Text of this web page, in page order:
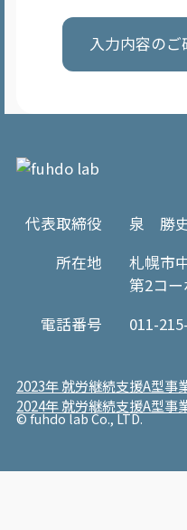
入力内容のご
© fuhdo lab Co., LTD.
代表取締役
泉 勝
所在地
札幌市
第2コ
電話番号
011-
2023年 就労継続支援A型事
2024年 就労継続支援A型事